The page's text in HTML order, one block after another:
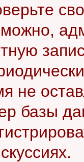
не
базы